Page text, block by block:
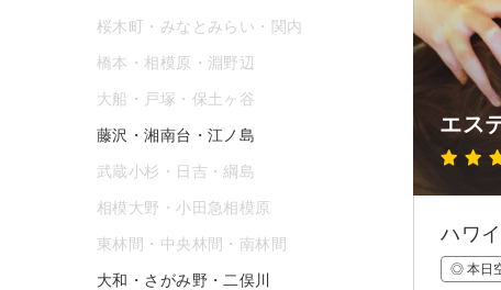
エス
ハワ
◎ 本日
桜木町・みなとみらい・関内
橋本・相模原・淵野辺
大船・戸塚・保土ヶ谷
藤沢・湘南台・江ノ島
武蔵小杉・日吉・綱島
相模大野・小田急相模原
東林間・中央林間・南林間
大和・さがみ野・二俣川